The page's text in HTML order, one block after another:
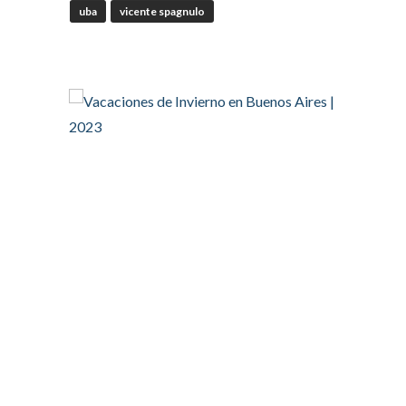
uba vicente spagnulo